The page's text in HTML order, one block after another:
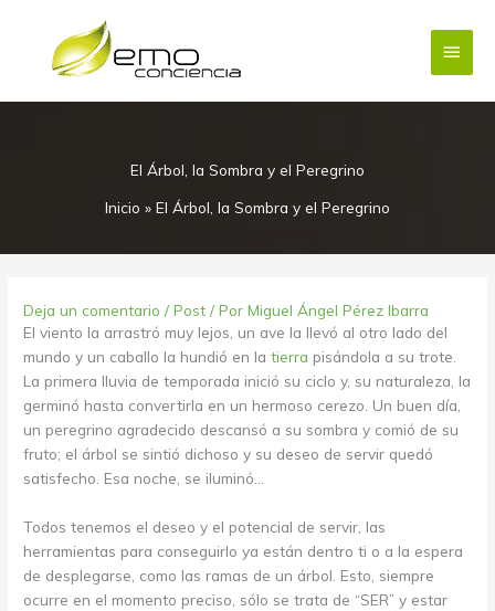
contenido
Menú
El Árbol, la Sombra y el Peregrino
Inicio » El Árbol, la Sombra y el Peregrino
Deja un comentario /Post / PorMiguel Ángel Pérez Ibarra
El viento la arrastró muy lejos, un ave la llevó al otro lado del
mundo y un caballo la hundió en latierra pisándola a su trote.
La primera lluvia de temporada inició su ciclo y, su naturaleza, la
germinó hasta convertirla en un hermoso cerezo. Un buen día,
un peregrino agradecido descansó a su sombra y comió de su
fruto; el árbol se sintió dichoso y su deseo de servir quedó
satisfecho. Esa noche, se iluminó…
Todos tenemos el deseo y el potencial de servir, las
herramientas para conseguirlo ya están dentro ti o a la espera
de desplegarse, como las ramas de un árbol. Esto, siempre
ocurre en el momento preciso, sólo se trata de “SER” y estar